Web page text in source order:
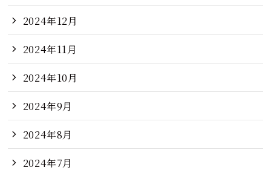
2024年12月
2024年11月
2024年10月
2024年9月
2024年8月
2024年7月